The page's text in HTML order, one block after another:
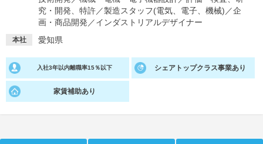
就活ノウハウ・サポート
就活支援
就活ノウハウが満載！ お役立ち記事・相談室など
適職診断
究・開発、特許／製造スタッフ(電気、電子、機械) ／企
画・商品開発 ／インダストリアルデザイナー
本社 愛知県
入社3年以内離職率15％以下 シェアトップクラス事業あり
家賃補助あり